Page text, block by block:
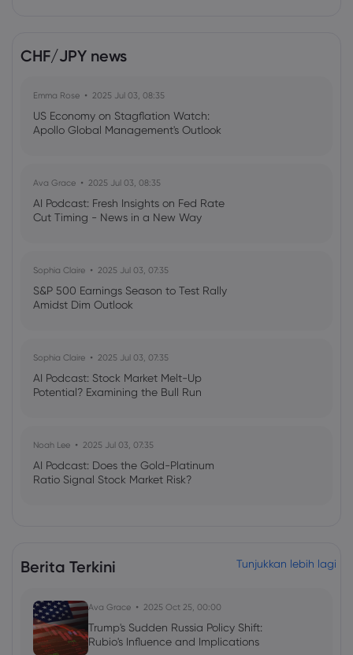
CHF/JPY news
Emma Rose 2025 Jul 03, 08:35
US Economy on Stagflation Watch:
Apollo Global Management's Outlook
Ava Grace 2025 Jul 03, 08:35
AI Podcast: Fresh Insights on Fed Rate
Cut Timing - News in a New Way
Sophia Claire 2025 Jul 03, 07:35
S&P 500 Earnings Season to Test Rally
Amidst Dim Outlook
Sophia Claire 2025 Jul 03, 07:35
AI Podcast: Stock Market Melt-Up
Potential? Examining the Bull Run
Noah Lee 2025 Jul 03, 07:35
AI Podcast: Does the Gold-Platinum
Ratio Signal Stock Market Risk?
Berita Terkini Tunjukkan lebih lagi
Ava Grace 2025 Oct 25, 00:00
Trump's Sudden Russia Policy Shift:
Rubio's Influence and Implications